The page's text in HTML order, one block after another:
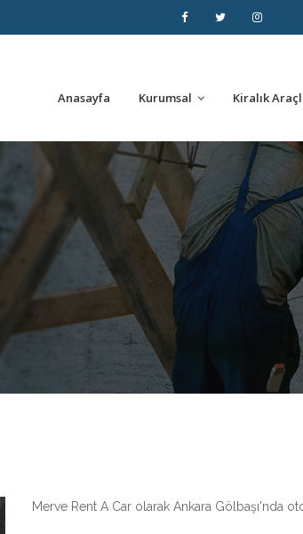
Anasayfa Kurumsal Kiralık
Merve Rent A Car olarak Ankara Gölbaşı'nda